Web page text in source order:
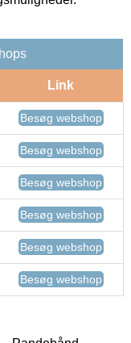
Link
Besøg webshop
Besøg webshop
Besøg webshop
Besøg webshop
Besøg webshop
Besøg webshop